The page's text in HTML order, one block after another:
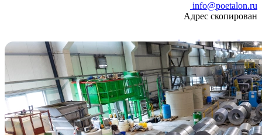
info@poetalon.ru
Адрес скопирован